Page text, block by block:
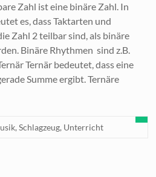
Zahl ist eine binäre Zahl. In
es, dass Taktarten und
Zahl 2 teilbar sind, als binäre
Binäre Rhythmen sind z.B.
Ternär bedeutet, dass eine
Summe ergibt. Ternäre
,Schlagzeug, Unterricht